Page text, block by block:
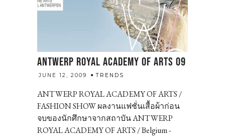
ANTWERP ROYAL ACADEMY OF ARTS 09
JUNE 12, 2009 TRENDS
ANTWERP ROYAL ACADEMY OF ARTS /
FASHION SHOW ผลงานแฟชั่นเสื้อผ้าก่อน
จบของนักศึกษาจากสถาบัน ANTWERP
ROYAL ACADEMY OF ARTS / Belgium -